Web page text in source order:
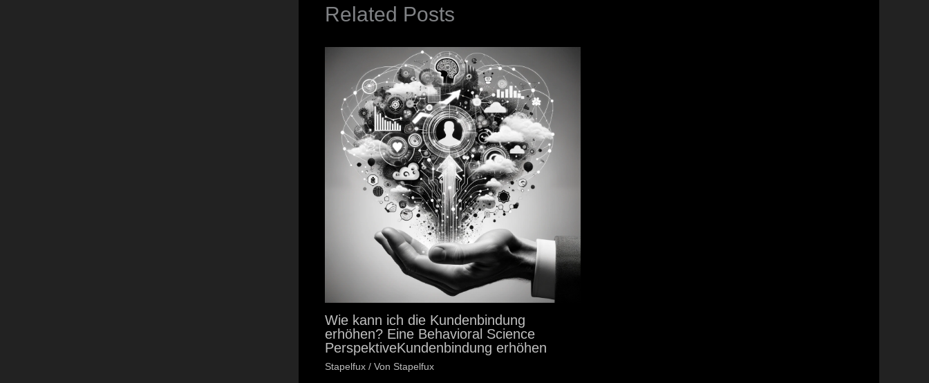
Related Posts
Wie kann ich die Kundenbindung
erhöhen? Eine Behavioral Science
PerspektiveKundenbindung erhöhen
Stapelfux/ Von Stapelfux